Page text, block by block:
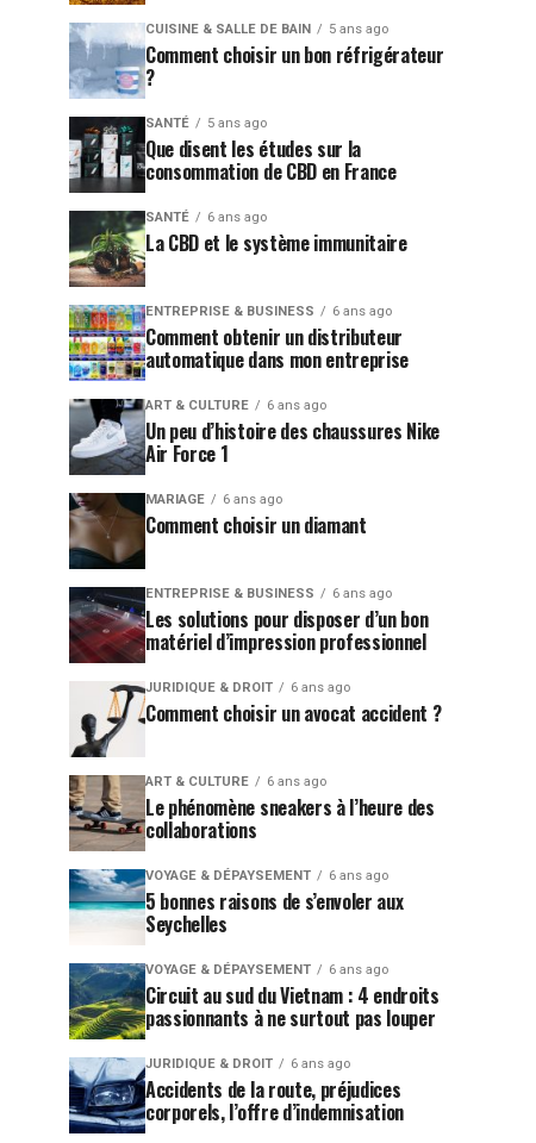
CUISINE & SALLE DE BAIN 5 ans ago
Comment choisir un bon réfrigérateur
?
SANTÉ 5 ans ago
Que disent les études sur la
consommation de CBD en France
SANTÉ 6 ans ago
La CBD et le système immunitaire
ENTREPRISE & BUSINESS 6 ans ago
Comment obtenir un distributeur
automatique dans mon entreprise
ART & CULTURE 6 ans ago
Un peu d’histoire des chaussures Nike
Air Force 1
MARIAGE 6 ans ago
Comment choisir un diamant
ENTREPRISE & BUSINESS 6 ans ago
Les solutions pour disposer d’un bon
matériel d’impression professionnel
JURIDIQUE & DROIT 6 ans ago
Comment choisir un avocat accident ?
ART & CULTURE 6 ans ago
Le phénomène sneakers à l’heure des
collaborations
VOYAGE & DÉPAYSEMENT 6 ans ago
5 bonnes raisons de s’envoler aux
Seychelles
VOYAGE & DÉPAYSEMENT 6 ans ago
Circuit au sud du Vietnam : 4 endroits
passionnants à ne surtout pas louper
JURIDIQUE & DROIT 6 ans ago
Accidents de la route, préjudices
corporels, l’offre d’indemnisation